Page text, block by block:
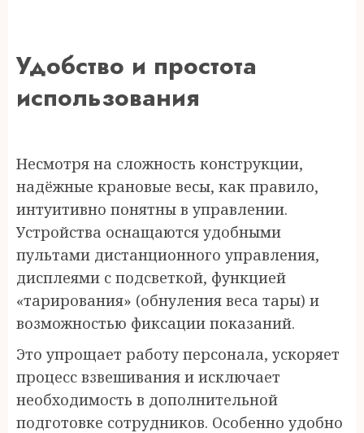
Удобство и простота
использования
Несмотря на сложность конструкции,
надёжные крановые весы, как правило,
интуитивно понятны в управлении.
Устройства оснащаются удобными
пультами дистанционного управления,
дисплеями с подсветкой, функцией
«тарирования» (обнуления веса тары) и
возможностью фиксации показаний.
Это упрощает работу персонала, ускоряет
процесс взвешивания и исключает
необходимость в дополнительной
подготовке сотрудников. Особенно удобно